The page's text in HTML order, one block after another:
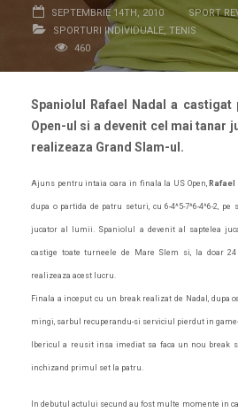
SEPTEMBRIE 14TH, 2010
SPORT
SPORTURI INDIVIDUALE, TENIS
460
Spaniolul Rafael Nadal a castigat
Open-ul si a devenit cel mai tanar
realizeaza Grand Slam-ul.
Ajuns pentru intaia oara in finala la US Open,
dupa o partida de patru seturi, cu 6-4^5-7^6-4^6-2, pe
jucator al lumii. Spaniolul a devenit al saptelea
castige toate turneele de Mare Slem si, la doar
realizeaza acest lucru.
Finala a inceput cu un break realizat de Nadal, dupa
mingi, sarbul recuperandu-si serviciul pierdut in
Ibericul a reusit insa imediat sa faca un nou break
inchizand primul set la patru.
In debutul actului secund au fost multe momente in